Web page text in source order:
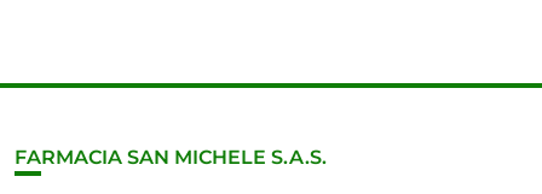
FARMACIA SAN MICHELE S.A.S.